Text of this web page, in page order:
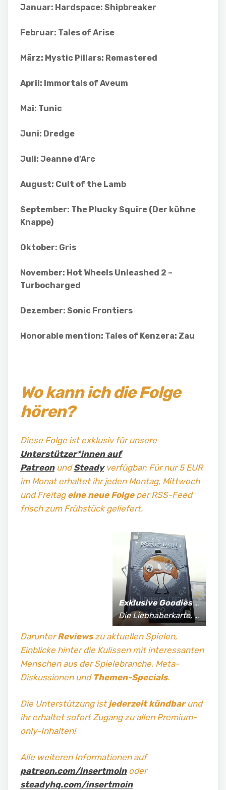
Januar: Hardspace: Shipbreaker
Februar: Tales of Arise
März: Mystic Pillars: Remastered
April: Immortals of Aveum
Mai: Tunic
Juni: Dredge
Juli: Jeanne d’Arc
August: Cult of the Lamb
September: The Plucky Squire (Der kühne
Knappe)
Oktober: Gris
November: Hot Wheels Unleashed 2 –
Turbocharged
Dezember: Sonic Frontiers
Honorable mention: Tales of Kenzera: Zau
Wo kann ich die Folge
hören?
Diese Folge ist exklusiv für unsere
Unterstützer*innen auf
PatreonundSteadyverfügbar: Für nur 5 EUR
im Monat erhaltet ihr jeden Montag, Mittwoch
und Freitageine neue Folgeper RSS-Feed
frisch zum Frühstück geliefert.
Exklusive Goodiesfür Supporter*innen:
Die Liebhaberkarte, jährlich limitierte Fan-Shirts und vieles mehr!
DarunterReviewszu aktuellen Spielen,
Einblicke hinter die Kulissen mit interessanten
Menschen aus der Spielebranche, Meta-
Diskussionen und Themen-Specials.
Die Unterstützung istjederzeit kündbarund
ihr erhaltet sofort Zugang zu allen Premium-
only-Inhalten!
Alle weiteren Informationen auf
patreon.com/insertmoinoder
steadyhq.com/insertmoin